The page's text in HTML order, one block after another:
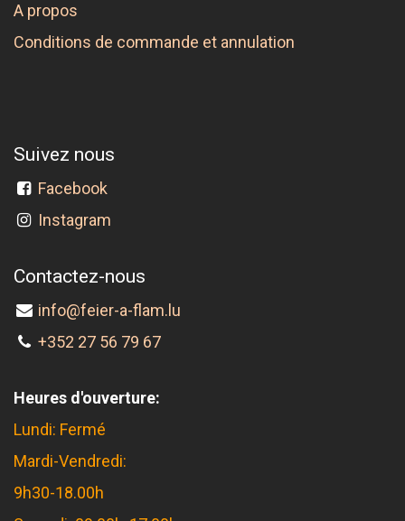
A propos
Conditions de commande et annulation
Suivez nous
Facebook
Instagram
Contactez-nous
info@feier-a-flam.lu
+352 27 56 79 67
Heures d'ouverture:
Lundi: Fermé
Mardi-Vendredi:
9h30-18.00h